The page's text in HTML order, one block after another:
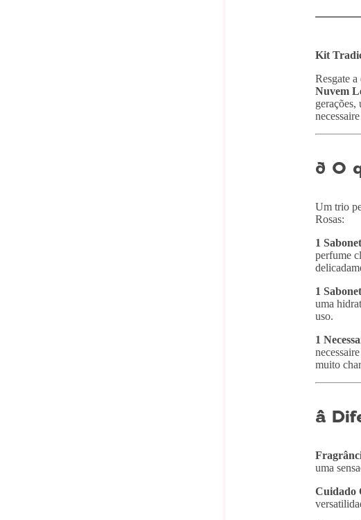
Kit
Resgate
Nuvem
gerações,
ð O
Um trio
Rosas:
1
perfume
1
uma
uso.
1
muito
â
uma
Cuidado